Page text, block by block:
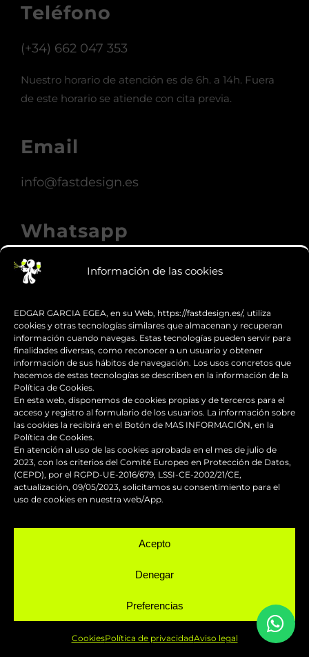
Información de las cookies
EDGAR GARCIA EGEA, en su Web, https://fastdesign.es/, utiliza
cookies y otras tecnologías similares que almacenan y recuperan
información cuando navegas. Estas tecnologías pueden servir para
finalidades diversas, como reconocer a un usuario y obtener
información de sus hábitos de navegación. Los usos concretos que
hacemos de estas tecnologías se describen en la información de la
Política de Cookies.
En esta web, disponemos de cookies propias y de terceros para el
acceso y registro al formulario de los usuarios. La información sobre
las cookies la recibirá en el Botón de MAS INFORMACIÓN, en la
Política de Cookies.
En atención al uso de las cookies aprobada en el mes de julio de
2023, con los criterios del Comité Europeo en Protección de Datos,
(CEPD), por el RGPD-UE-2016/679, LSSI-CE-2002/21/CE,
actualización, 09/05/2023, solicitamos su consentimiento para el
uso de cookies en nuestra web/App.
Acepto
Denegar
Preferencias
CookiesPolítica de privacidadAviso legal
Teléfono
(+34) 662 047 353
Nuestro horario de atención es de 6h. a 14h. Fuera
de este horario se atiende con cita previa.
Email
info@fastdesign.es
Whatsapp
Hablemos
SERVICIOS
Reparación y mantenimiento de
carenados
Pintura de competición
Pintado de motos
Servicio urgente
Taller chapa y pintura para motos
NUESTRAS REDES